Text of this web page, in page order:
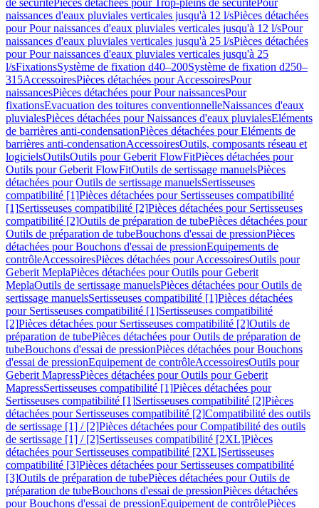
de sécuritéPièces détachées pour Trop-pleins de sécuritéPour
naissances d'eaux pluviales verticales jusqu'à 12 l/sPièces détachées
pour Pour naissances d'eaux pluviales verticales jusqu'à 12 l/sPour
naissances d'eaux pluviales verticales jusqu'à 25 l/sPièces détachées
pour Pour naissances d'eaux pluviales verticales jusqu'à 25
l/sFixationsSystème de fixation d40–200Système de fixation d250–
315AccessoiresPièces détachées pour AccessoiresPour
naissancesPièces détachées pour Pour naissancesPour
fixationsEvacuation des toitures conventionnelleNaissances d'eaux
pluvialesPièces détachées pour Naissances d'eaux pluvialesEléments
de barrières anti-condensationPièces détachées pour Eléments de
barrières anti-condensationAccessoiresOutils, composants réseau et
logicielsOutilsOutils pour Geberit FlowFitPièces détachées pour
Outils pour Geberit FlowFitOutils de sertissage manuelsPièces
détachées pour Outils de sertissage manuelsSertisseuses
compatibilité [1]Pièces détachées pour Sertisseuses compatibilité
[1]Sertisseuses compatibilité [2]Pièces détachées pour Sertisseuses
compatibilité [2]Outils de préparation de tubePièces détachées pour
Outils de préparation de tubeBouchons d'essai de pressionPièces
détachées pour Bouchons d'essai de pressionEquipements de
contrôleAccessoiresPièces détachées pour AccessoiresOutils pour
Geberit MeplaPièces détachées pour Outils pour Geberit
MeplaOutils de sertissage manuelsPièces détachées pour Outils de
sertissage manuelsSertisseuses compatibilité [1]Pièces détachées
pour Sertisseuses compatibilité [1]Sertisseuses compatibilité
[2]Pièces détachées pour Sertisseuses compatibilité [2]Outils de
préparation de tubePièces détachées pour Outils de préparation de
tubeBouchons d'essai de pressionPièces détachées pour Bouchons
d'essai de pressionEquipement de contrôleAccessoiresOutils pour
Geberit MapressPièces détachées pour Outils pour Geberit
MapressSertisseuses compatibilité [1]Pièces détachées pour
Sertisseuses compatibilité [1]Sertisseuses compatibilité [2]Pièces
détachées pour Sertisseuses compatibilité [2]Compatibilité des outils
de sertissage [1] / [2]Pièces détachées pour Compatibilité des outils
de sertissage [1] / [2]Sertisseuses compatibilité [2XL]Pièces
détachées pour Sertisseuses compatibilité [2XL]Sertisseuses
compatibilité [3]Pièces détachées pour Sertisseuses compatibilité
[3]Outils de préparation de tubePièces détachées pour Outils de
préparation de tubeBouchons d'essai de pressionPièces détachées
pour Bouchons d'essai de pressionEquipement de contrôlePièces